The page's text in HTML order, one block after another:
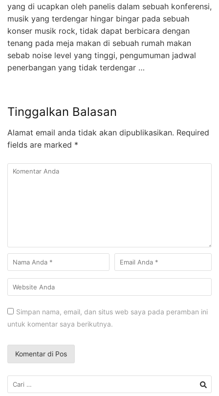
yang di ucapkan oleh panelis dalam sebuah konferensi,
musik yang terdengar hingar bingar pada sebuah
konser musik rock, tidak dapat berbicara dengan
tenang pada meja makan di sebuah rumah makan
sebab noise level yang tinggi, pengumuman jadwal
penerbangan yang tidak terdengar …
Tinggalkan Balasan
Alamat email anda tidak akan dipublikasikan. Required
fields are marked *
Simpan nama, email, dan situs web saya pada peramban ini
untuk komentar saya berikutnya.
Cari
untuk: